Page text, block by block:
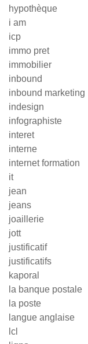
hypothèque
i am
icp
immo pret
immobilier
inbound
inbound marketing
indesign
infographiste
interet
interne
internet formation
it
jean
jeans
joaillerie
jott
justificatif
justificatifs
kaporal
la banque postale
la poste
langue anglaise
lcl